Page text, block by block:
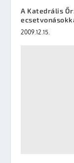
A Katedrális
2009.12.15.